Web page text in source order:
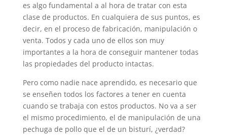
es algo fundamental a al hora de tratar con esta
clase de productos. En cualquiera de sus puntos, es
decir, en el proceso de fabricación, manipulación o
venta. Todos y cada uno de ellos son muy
importantes a la hora de conseguir mantener todas
las propiedades del producto intactas.
Pero como nadie nace aprendido, es necesario que
se enseñen todos los factores a tener en cuenta
cuando se trabaja con estos productos. No va a ser
el mismo procedimiento, el de manipulación de una
pechuga de pollo que el de un bisturí, ¿verdad?